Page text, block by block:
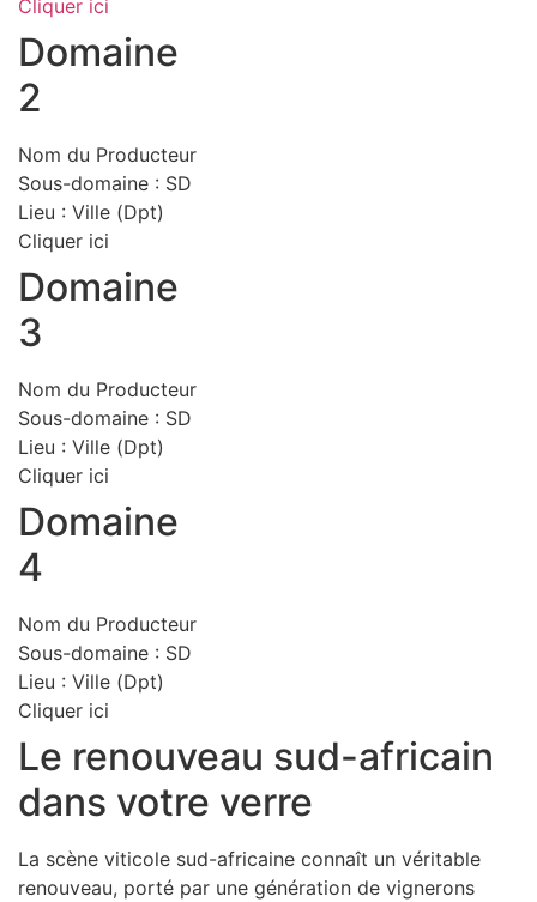
Cliquer ici
Domaine
2
Nom du Producteur
Sous-domaine : SD
Lieu : Ville (Dpt)
Cliquer ici
Domaine
3
Nom du Producteur
Sous-domaine : SD
Lieu : Ville (Dpt)
Cliquer ici
Domaine
4
Nom du Producteur
Sous-domaine : SD
Lieu : Ville (Dpt)
Cliquer ici
Le renouveau sud-africain
dans votre verre
La scène viticole sud-africaine connaît un véritable
renouveau, porté par une génération de vignerons